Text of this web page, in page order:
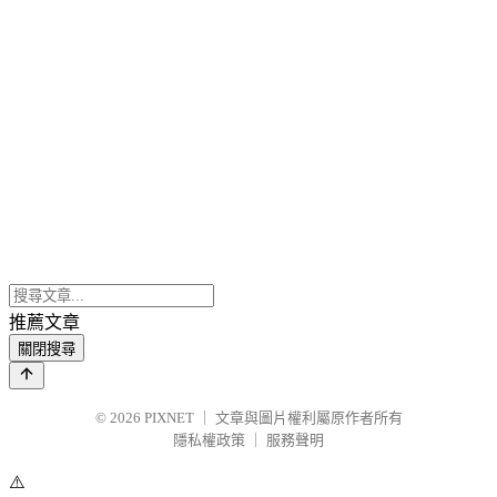
推薦文章
關閉搜尋
© 2026 PIXNET
文章與圖片權利屬原作者所有
隱私權政策
服務聲明
⚠️